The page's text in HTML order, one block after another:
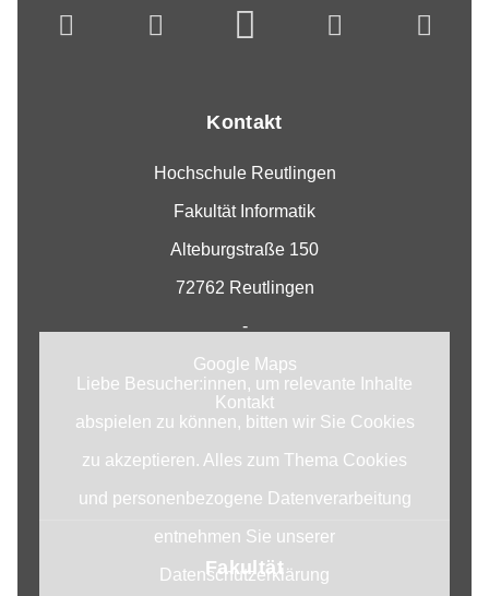
Kontakt
Hochschule Reutlingen
Fakultät Informatik
Alteburgstraße 150
72762 Reutlingen
-
Google Maps
Kontakt
Liebe Besucher:innen, um relevante Inhalte
abspielen zu können, bitten wir Sie Cookies
zu akzeptieren. Alles zum Thema Cookies
und personenbezogene Datenverarbeitung
entnehmen Sie unserer
Datenschutzerklärung
Fakultät